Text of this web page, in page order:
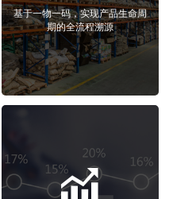
基于一物一码，实现产品生命周
期的全流程溯源